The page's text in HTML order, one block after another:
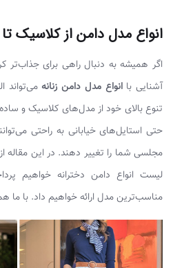
انواع مدل دامن از کلاسیک
اگر همیشه به دنبال راهی برای
آشنایی باانواع مدل دامن زنانه می‌تواند
تنوع بالای خود از مدل‌های کلاسیک و
حتی استایل‌های خیابانی به راحتی
مجلسی شما را تغییر دهند. در این مقاله
لیست انواع دامن دخترانه خواهیم
مناسب‌ترین مدل ارائه خواهیم داد. با ما